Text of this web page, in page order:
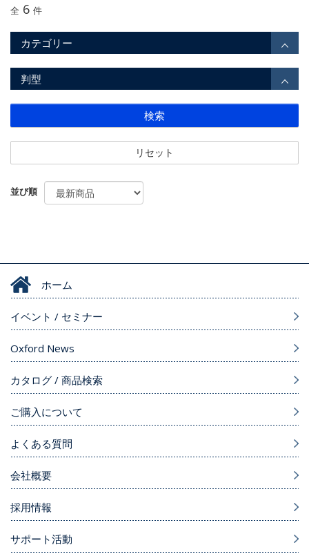
全 6 件
カテゴリー
判型
検索
リセット
並び順
ホーム
イベント / セミナー
Oxford News
カタログ / 商品検索
ご購入について
よくある質問
会社概要
採用情報
サポート活動